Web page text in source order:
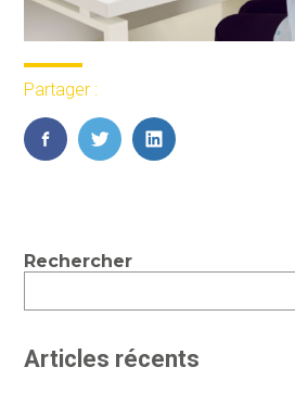
Partager :
FaceBook
TwitterLinkedIn
Blog
Rechercher
Articles récents